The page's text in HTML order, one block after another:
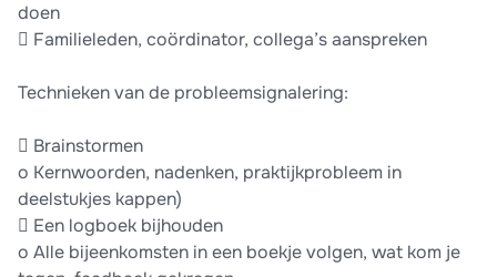
doen
 Familieleden, coördinator, collega’s aanspreken
Technieken van de probleemsignalering:
 Brainstormen
o Kernwoorden, nadenken, praktijkprobleem in
deelstukjes kappen)
 Een logboek bijhouden
o Alle bijeenkomsten in een boekje volgen, wat kom je